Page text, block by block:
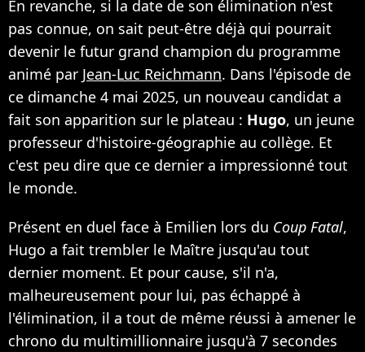
En revanche, si la date de son élimination n'est
pas connue, on sait peut-être déjà qui pourrait
devenir le futur grand champion du programme
animé par Jean-Luc Reichmann. Dans l'épisode de
ce dimanche 4 mai 2025, un nouveau candidat a
fait son apparition sur le plateau : Hugo, un jeune
professeur d'histoire-géographie au collège. Et
c'est peu dire que ce dernier a impressionné tout
le monde.
Présent en duel face à Emilien lors du Coup Fatal,
Hugo a fait trembler le Maître jusqu'au tout
dernier moment. Et pour cause, s'il n'a,
malheureusement pour lui, pas échappé à
l'élimination, il a tout de même réussi à amener le
chrono du multimillionnaire jusqu'à 7 secondes